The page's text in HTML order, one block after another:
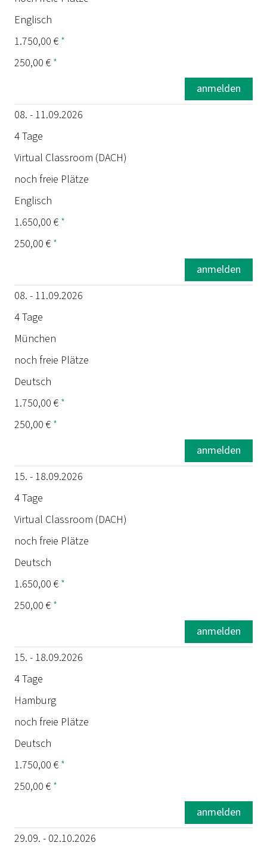
Englisch
1.750,00 € *
250,00 € *
anmelden
08. - 11.09.2026
4 Tage
Virtual Classroom (DACH)
noch freie Plätze
Englisch
1.650,00 € *
250,00 € *
anmelden
08. - 11.09.2026
4 Tage
München
noch freie Plätze
Deutsch
1.750,00 € *
250,00 € *
anmelden
15. - 18.09.2026
4 Tage
Virtual Classroom (DACH)
noch freie Plätze
Deutsch
1.650,00 € *
250,00 € *
anmelden
15. - 18.09.2026
4 Tage
Hamburg
noch freie Plätze
Deutsch
1.750,00 € *
250,00 € *
anmelden
29.09. - 02.10.2026